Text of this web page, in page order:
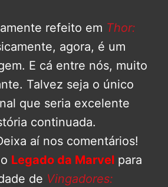
refeito em Thor:
agora, é um
E cá entre nós, muito
Talvez seja o único
que seria excelente
continuada.
aí nos comentários!
Legado da Marvel para
de Vingadores: